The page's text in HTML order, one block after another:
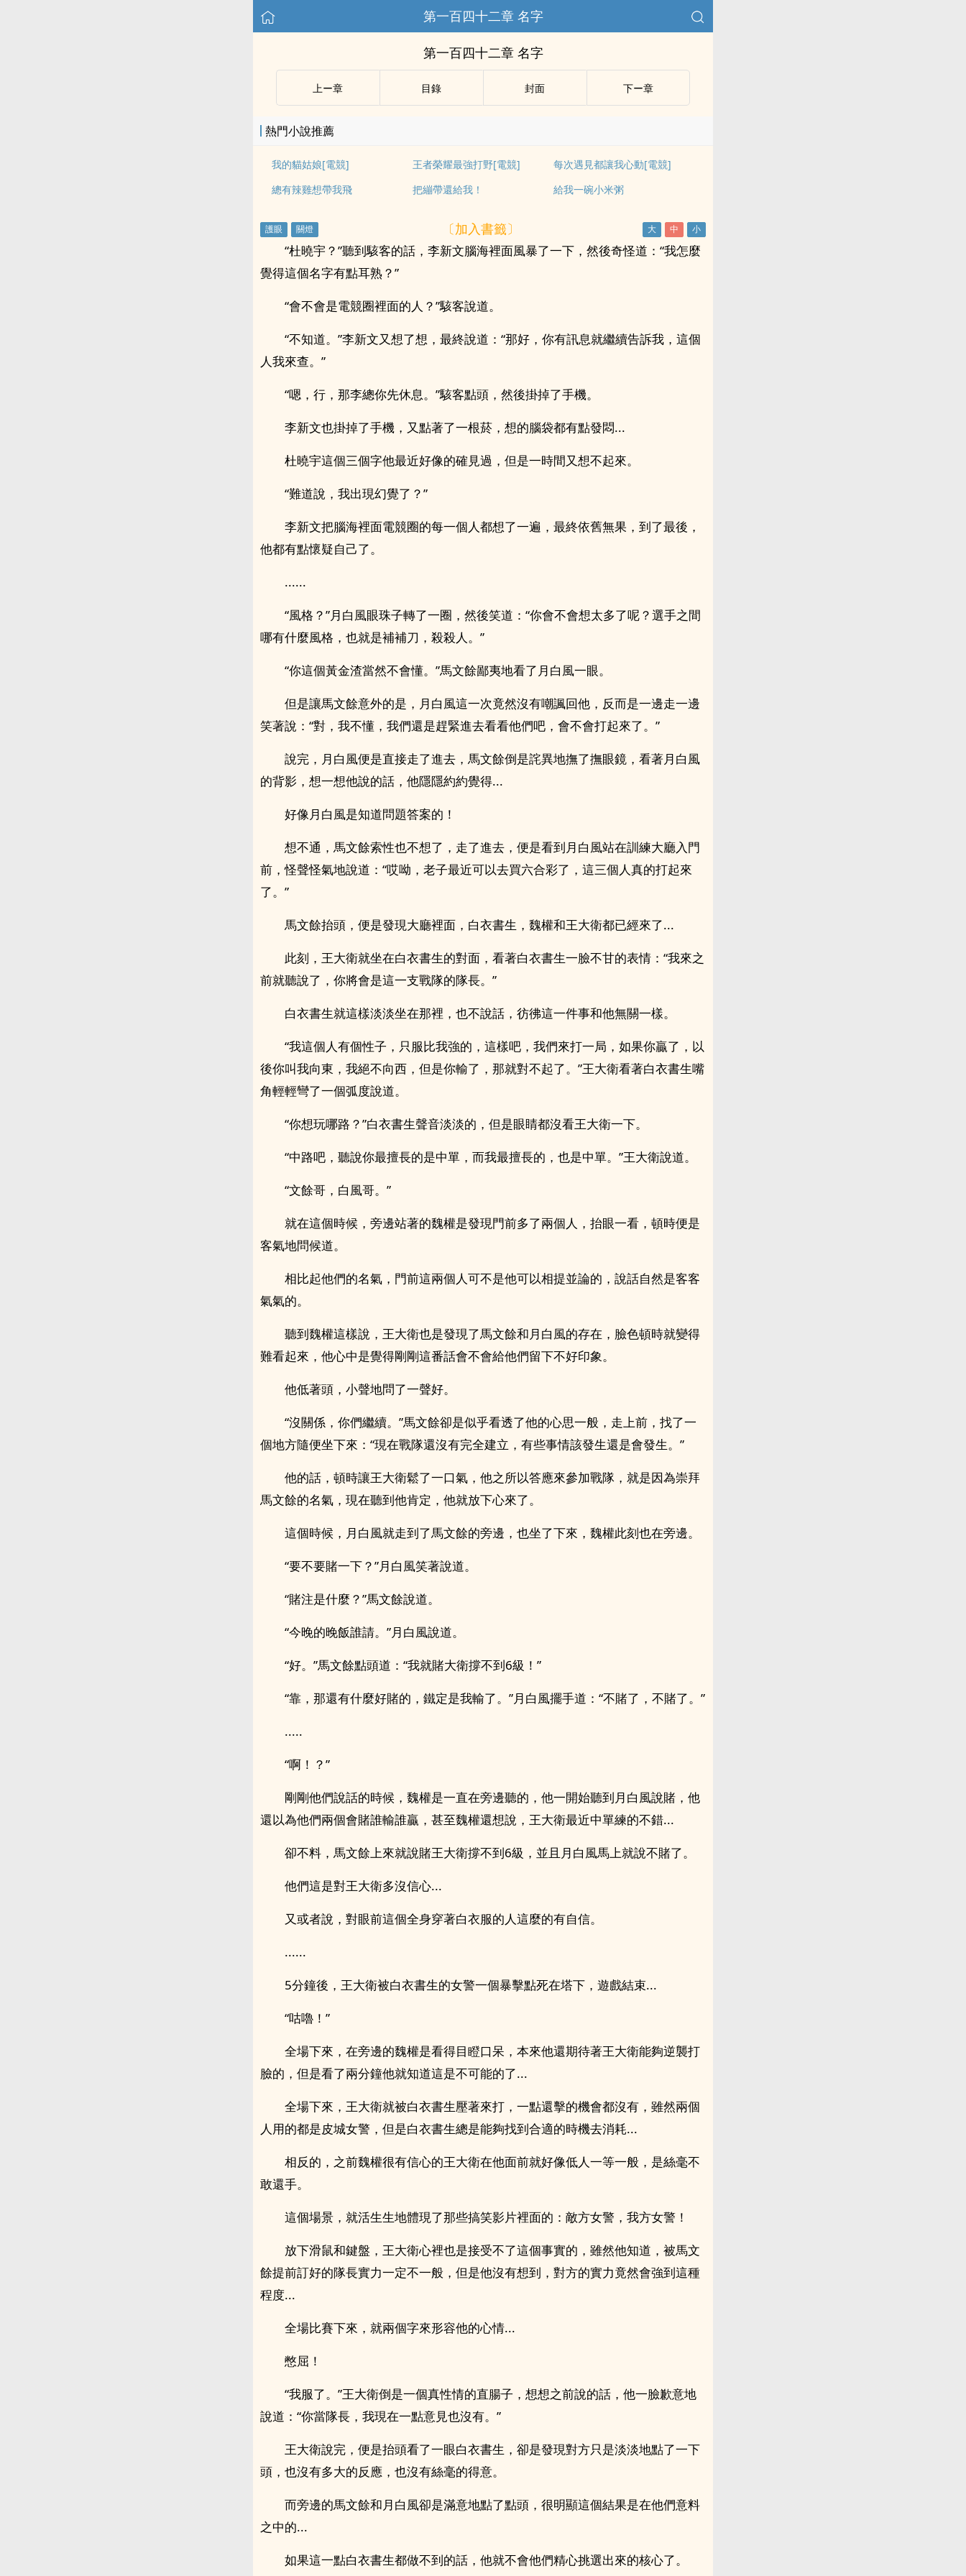
第一百四十二章 名字
第一百四十二章 名字
上ー章 目錄 封面 下ー章
熱門小說推薦
我的貓姑娘[電競] 王者榮耀最強打野[電競]
每次遇見都讓我心動[電競]
總有辣雞想帶我飛
把繃帶還給我！ 給我一碗小米粥
〔加入書籤〕
“杜曉宇？”聽到駭客的話，李新文腦海裡面風暴了一下，然後奇怪道：“我怎麼
覺得這個名字有點耳熟？”
“會不會是電競圈裡面的人？”駭客說道。
“不知道。”李新文又想了想，最終說道：“那好，你有訊息就繼續告訴我，這個
人我來查。”
“嗯，行，那李總你先休息。”駭客點頭，然後掛掉了手機。
李新文也掛掉了手機，又點著了一根菸，想的腦袋都有點發悶...
杜曉宇這個三個字他最近好像的確見過，但是一時間又想不起來。
“難道說，我出現幻覺了？”
李新文把腦海裡面電競圈的每一個人都想了一遍，最終依舊無果，到了最後，
他都有點懷疑自己了。
......
“風格？”月白風眼珠子轉了一圈，然後笑道：“你會不會想太多了呢？選手之間
哪有什麼風格，也就是補補刀，殺殺人。”
“你這個黃金渣當然不會懂。”馬文餘鄙夷地看了月白風一眼。
但是讓馬文餘意外的是，月白風這一次竟然沒有嘲諷回他，反而是一邊走一邊
笑著說：“對，我不懂，我們還是趕緊進去看看他們吧，會不會打起來了。”
說完，月白風便是直接走了進去，馬文餘倒是詫異地撫了撫眼鏡，看著月白風
的背影，想一想他說的話，他隱隱約約覺得...
好像月白風是知道問題答案的！
想不通，馬文餘索性也不想了，走了進去，便是看到月白風站在訓練大廳入門
前，怪聲怪氣地說道：“哎呦，老子最近可以去買六合彩了，這三個人真的打起來
了。”
馬文餘抬頭，便是發現大廳裡面，白衣書生，魏權和王大衛都已經來了...
此刻，王大衛就坐在白衣書生的對面，看著白衣書生一臉不甘的表情：“我來之
前就聽說了，你將會是這一支戰隊的隊長。”
白衣書生就這樣淡淡坐在那裡，也不說話，彷彿這一件事和他無關一樣。
“我這個人有個性子，只服比我強的，這樣吧，我們來打一局，如果你贏了，以
後你叫我向東，我絕不向西，但是你輸了，那就對不起了。”王大衛看著白衣書生嘴
角輕輕彎了一個弧度說道。
“你想玩哪路？”白衣書生聲音淡淡的，但是眼睛都沒看王大衛一下。
“中路吧，聽說你最擅長的是中單，而我最擅長的，也是中單。”王大衛說道。
“文餘哥，白風哥。”
就在這個時候，旁邊站著的魏權是發現門前多了兩個人，抬眼一看，頓時便是
客氣地問候道。
相比起他們的名氣，門前這兩個人可不是他可以相提並論的，說話自然是客客
氣氣的。
聽到魏權這樣說，王大衛也是發現了馬文餘和月白風的存在，臉色頓時就變得
難看起來，他心中是覺得剛剛這番話會不會給他們留下不好印象。
他低著頭，小聲地問了一聲好。
“沒關係，你們繼續。”馬文餘卻是似乎看透了他的心思一般，走上前，找了一
個地方隨便坐下來：“現在戰隊還沒有完全建立，有些事情該發生還是會發生。”
他的話，頓時讓王大衛鬆了一口氣，他之所以答應來參加戰隊，就是因為崇拜
馬文餘的名氣，現在聽到他肯定，他就放下心來了。
這個時候，月白風就走到了馬文餘的旁邊，也坐了下來，魏權此刻也在旁邊。
“要不要賭一下？”月白風笑著說道。
“賭注是什麼？”馬文餘說道。
“今晚的晚飯誰請。”月白風說道。
“好。”馬文餘點頭道：“我就賭大衛撐不到6級！”
“靠，那還有什麼好賭的，鐵定是我輸了。”月白風擺手道：“不賭了，不賭了。”
.....
“啊！？”
剛剛他們說話的時候，魏權是一直在旁邊聽的，他一開始聽到月白風說賭，他
還以為他們兩個會賭誰輸誰贏，甚至魏權還想說，王大衛最近中單練的不錯...
卻不料，馬文餘上來就說賭王大衛撐不到6級，並且月白風馬上就說不賭了。
他們這是對王大衛多沒信心...
又或者說，對眼前這個全身穿著白衣服的人這麼的有自信。
......
5分鐘後，王大衛被白衣書生的女警一個暴擊點死在塔下，遊戲結束...
“咕嚕！”
全場下來，在旁邊的魏權是看得目瞪口呆，本來他還期待著王大衛能夠逆襲打
臉的，但是看了兩分鐘他就知道這是不可能的了...
全場下來，王大衛就被白衣書生壓著來打，一點還擊的機會都沒有，雖然兩個
人用的都是皮城女警，但是白衣書生總是能夠找到合適的時機去消耗...
相反的，之前魏權很有信心的王大衛在他面前就好像低人一等一般，是絲毫不
敢還手。
這個場景，就活生生地體現了那些搞笑影片裡面的：敵方女警，我方女警！
放下滑鼠和鍵盤，王大衛心裡也是接受不了這個事實的，雖然他知道，被馬文
餘提前訂好的隊長實力一定不一般，但是他沒有想到，對方的實力竟然會強到這種
程度...
全場比賽下來，就兩個字來形容他的心情...
憋屈！
“我服了。”王大衛倒是一個真性情的直腸子，想想之前說的話，他一臉歉意地
說道：“你當隊長，我現在一點意見也沒有。”
王大衛說完，便是抬頭看了一眼白衣書生，卻是發現對方只是淡淡地點了一下
頭，也沒有多大的反應，也沒有絲毫的得意。
而旁邊的馬文餘和月白風卻是滿意地點了點頭，很明顯這個結果是在他們意料
之中的...
如果這一點白衣書生都做不到的話，他就不會他們精心挑選出來的核心了。